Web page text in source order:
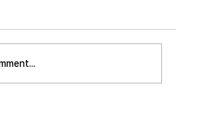
감사드립니다. • 북가주 남침례교 한인
회 모임 8월 11일 화요일 오전 11시에
에서 호스트 합니다. 목회자 40여명 식
돕고자 하시는 분들은 정경애 권사님